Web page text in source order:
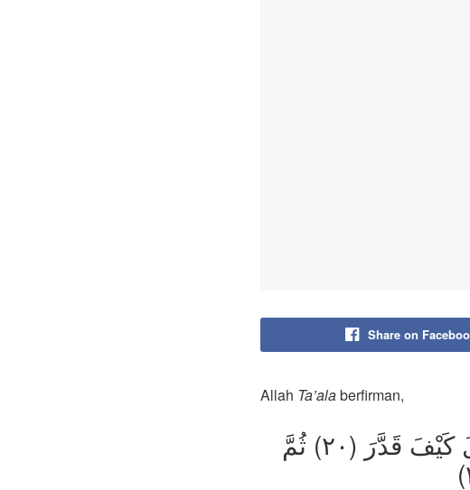
Share on
Allah Ta’alaberfirman,
إِنَّهُۥ فَكَّرَ وَقَدَّرَ (١٨) فَقُتِلَ كَيْفَ قَدَّرَ (١٩) ثُمَّ قُتِلَ كَيْفَ قَدَّرَ (٢٠) ثُمَّ